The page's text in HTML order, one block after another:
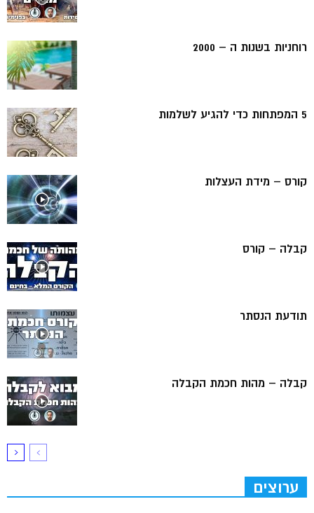
רוחניות בשנות ה – 2000
5 המפתחות כדי להגיע לשלמות
קורס – מידת העצלות
קבלה – קורס
תודעת הנסתר
קבלה – מהות חכמת הקבלה
ערוצים